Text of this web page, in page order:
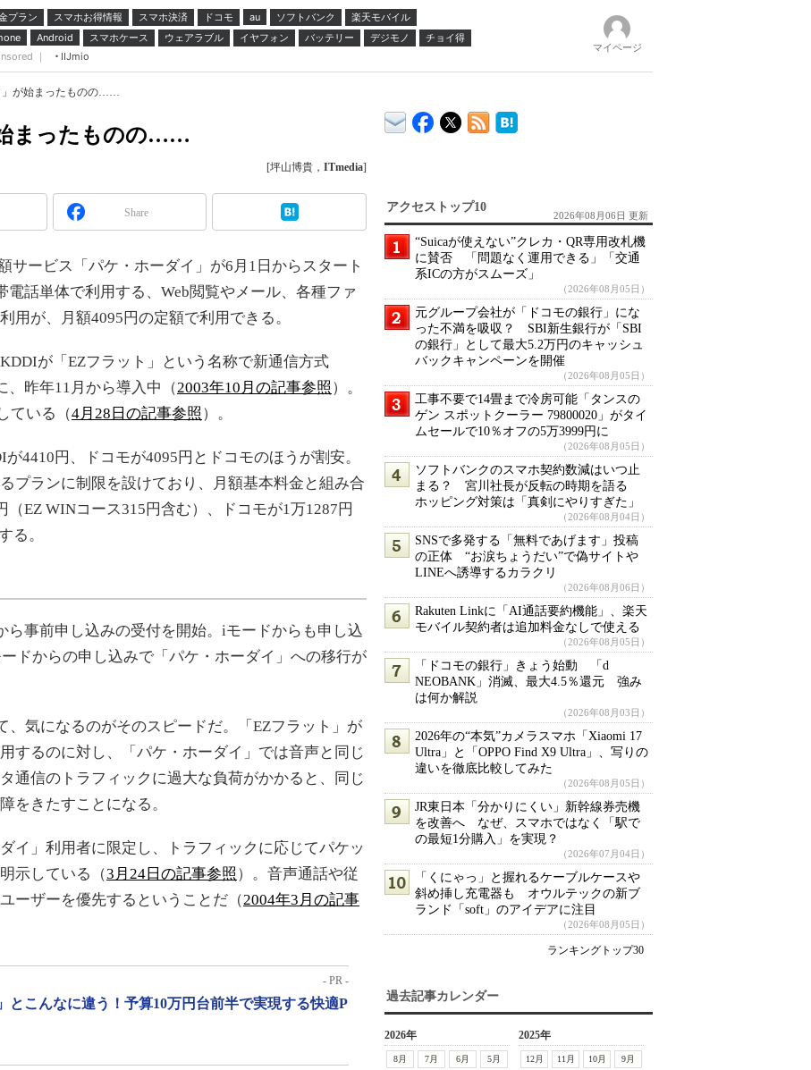
プラン スマホお得情報 スマホ決済 ドコモ au ソフトバンク
楽天モバイル
Android スマホケース ウェアラブル イヤフォン バッテリー デジモノ
チョイ得
｜
IIJmio
マイページ
」が始まったものの……
まったものの……
[坪山博貴， ITmedia]
Share
ービス「パケ・ホーダイ」が6月1日からスタート
電話単体で利用する、Web閲覧やメール、各種ファ
用が、月額4095円の定額で利用できる。
が「EZフラット」という名称で新通信方式
、昨年11月から導入中（2003年10月の記事参照 ）。
ている（4月28日の記事参照 ）。
4410円、ドコモが4095円とドコモのほうが割安。
プランに制限を設けており、月額基本料金と組み合
EZ WINコース315円含む）、ドコモが1万1287円
る。
事前申し込みの受付を開始。iモードからも申し込
ドからの申し込みで「パケ・ホーダイ」への移行が
気になるのがそのスピードだ。「EZフラット」が
するのに対し、「パケ・ホーダイ」では音声と同じ
通信のトラフィックに過大な負荷がかかると、同じ
をきたすことになる。
イ」利用者に限定し、トラフィックに応じてパケッ
示している（3月24日の記事参照 ）。音声通話や従
ーザーを優先するということだ（2004年3月の記事
- PR -
とこんなに違う！予算10万円台前半で実現する快適P
アクセストップ10
2026年08月06日 更新
“Suicaが使えない”クレカ・QR専用改札機
に賛否 「問題なく運用できる」「交通
系ICの方がスムーズ」
（2026年08月05日）
元グループ会社が「ドコモの銀行」にな
った不満を吸収？ SBI新生銀行が「SBI
の銀行」として最大5.2万円のキャッシュ
バックキャンペーンを開催
（2026年08月05日）
工事不要で14畳まで冷房可能「タンスの
ゲン スポットクーラー 79800020」がタイ
ムセールで10％オフの5万3999円に
（2026年08月05日）
ソフトバンクのスマホ契約数減はいつ止
まる？ 宮川社長が反転の時期を語る
ホッピング対策は「真剣にやりすぎた」
（2026年08月04日）
SNSで多発する「無料であげます」投稿
の正体 “お涙ちょうだい”で偽サイトや
LINEへ誘導するカラクリ
（2026年08月06日）
Rakuten Linkに「AI通話要約機能」、楽天
モバイル契約者は追加料金なしで使える
（2026年08月05日）
「ドコモの銀行」きょう始動 「d
NEOBANK」消滅、最大4.5％還元 強み
は何か解説
（2026年08月03日）
2026年の“本気”カメラスマホ「Xiaomi 17
Ultra」と「OPPO Find X9 Ultra」、写りの
違いを徹底比較してみた
（2026年08月05日）
JR東日本「分かりにくい」新幹線券売機
を改善へ なぜ、スマホではなく「駅で
の最短1分購入」を実現？
（2026年07月04日）
「くにゃっ」と握れるケーブルケースや
斜め挿し充電器も オウルテックの新ブ
ランド「soft」のアイデアに注目
（2026年08月05日）
ランキングトップ30
過去記事カレンダー
2026年
8月 7月 6月
5月
2025年
12月 11月 10月
9月